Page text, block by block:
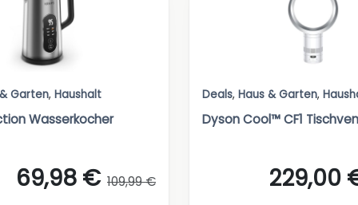
Garten, Haushalt
Wasserkocher
69,98 € 109,99 €
Deals, Haus & Garten,
Dyson Cool™ CF1
229,00